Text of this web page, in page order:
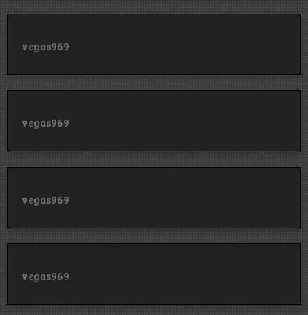
vegas969
vegas969
vegas969
vegas969